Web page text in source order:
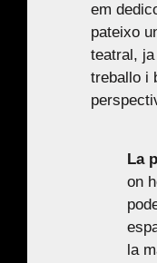
em
pateixo
teatral,
treballo i
La
on
la